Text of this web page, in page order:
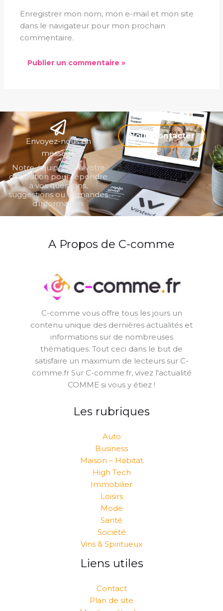
Enregistrer mon nom, mon e-mail et mon site
dans le navigateur pour mon prochain
commentaire.
Envoyez-nous un
message
Notre équipe est à votre
disposition pour répondre
à vos questions,
suggestions ou demandes
d’information.
Nous contacter
A Propos de C-comme
C-comme vous offre tous les jours un
contenu unique des dernières actualités et
informations sur de nombreuses
thématiques. Tout ceci dans le but de
satisfaire un maximum de lecteurs sur C-
comme.fr Sur C-comme.fr, vivez l'actualité
COMME si vous y étiez !
Les rubriques
Auto
Business
Maison – Habitat
High Tech
Immobilier
Loisirs
Mode
Santé
Société
Vins & Spiritueux
Liens utiles
Contact
Plan de site